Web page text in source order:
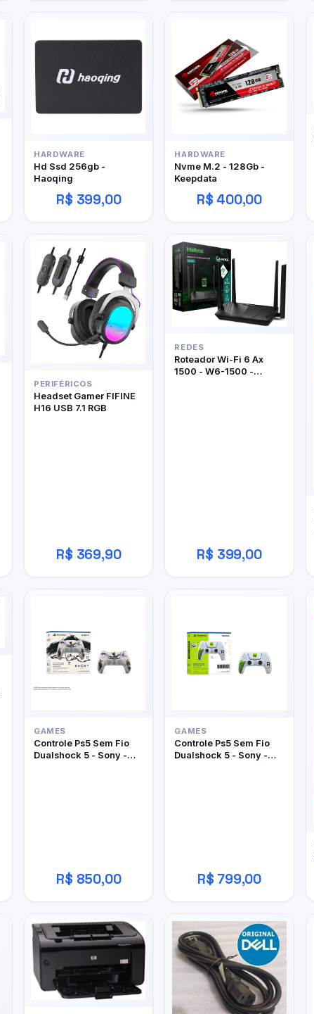
HARDWARE
Hd Ssd 256gb -
Haoqing
R$ 399,00
HARDWARE
Nvme M.2 - 128Gb -
Keepdata
R$ 400,00
PERIFÉRICOS
Headset Gamer FIFINE
H16 USB 7.1 RGB
R$ 369,90
REDES
Roteador Wi-Fi 6 Ax
1500 - W6-1500 -
R$ 399,00
GAMES
Controle Ps5 Sem Fio
Dualshock 5 - Sony -
R$ 850,00
GAMES
Controle Ps5 Sem Fio
Dualshock 5 - Sony -
R$ 799,00